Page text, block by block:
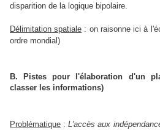
disparition de la logique bipolaire.
Délimitation spatiale : on raisonne ici à
ordre mondial)
B. Pistes pour l'élaboration d'un
classer les informations)
Problématique :L'accès aux